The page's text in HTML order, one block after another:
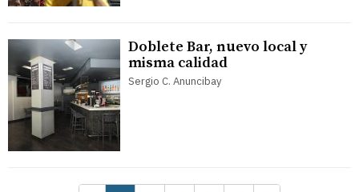
Doblete Bar, nuevo local y
misma calidad
Sergio C. Anuncibay